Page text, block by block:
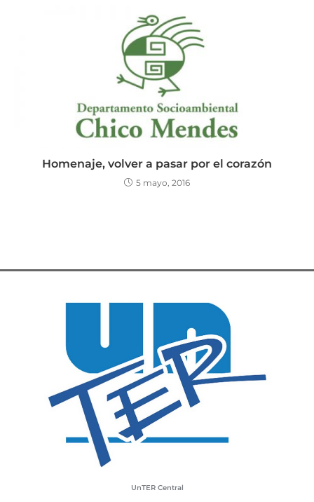
Homenaje, volver a pasar por el corazón
5 mayo, 2016
UnTER Central